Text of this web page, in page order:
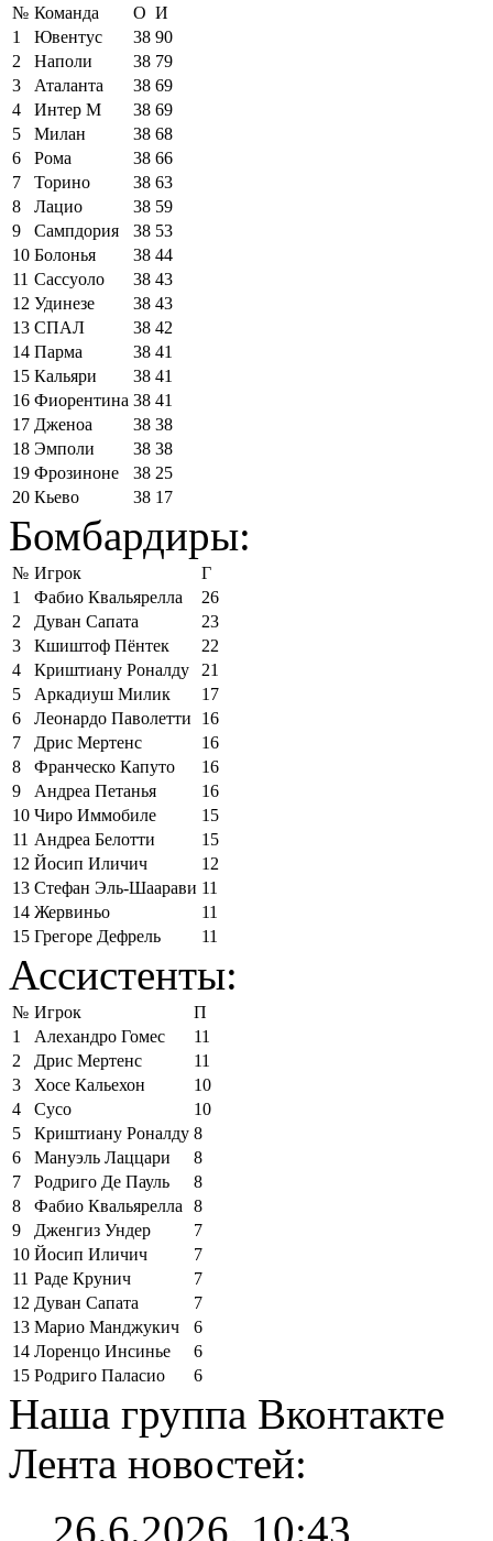
№ Команда О И
1
Ювентус 38 90
2
Наполи 38 79
3
Аталанта 38 69
4
Интер М 38 69
5
Милан 38 68
6
Рома 38 66
7
Торино 38 63
8
Лацио 38 59
9
Сампдория 38 53
10 Болонья 38 44
11 Сассуоло 38 43
12 Удинезе 38 43
13 СПАЛ 38 42
14 Парма 38 41
15 Кальяри 38 41
16 Фиорентина 38 41
17 Дженоа 38 38
18 Эмполи 38 38
19 Фрозиноне 38 25
20 Кьево 38 17
Бомбардиры:
№ Игрок
Г
1
Фабио Квальярелла
26
2
Дуван Сапата
23
3
Кшиштоф Пёнтек
22
4
Криштиану Роналду
21
5
Аркадиуш Милик
17
6
Леонардо Паволетти
16
7
Дрис Мертенс
16
8
Франческо Капуто
16
9
Андреа Петанья
16
10 Чиро Иммобиле
15
11 Андреа Белотти
15
12 Йосип Иличич
12
13 Стефан Эль-Шаарави 11
14 Жервиньо
11
15 Грегоре Дефрель 11
Ассистенты:
№ Игрок
П
1
Алехандро Гомес
11
2
Дрис Мертенс
11
3
Хосе Кальехон
10
4
Сусо
10
5
Криштиану Роналду 8
6
Мануэль Лаццари
8
7
Родриго Де Пауль
8
8
Фабио Квальярелла
8
9
Дженгиз Ундер
7
10 Йосип Иличич
7
11 Раде Крунич
7
12 Дуван Сапата
7
13 Марио Манджукич
6
14 Лоренцо Инсинье
6
15 Родриго Паласио 6
Наша группа Вконтакте
Лента новостей:
26.6.2026, 10:43